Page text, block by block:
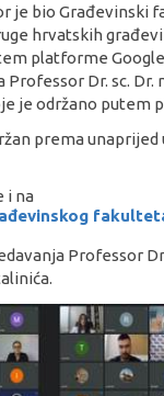
je bio Građevinski
hrvatskih
platforme
Dr. sc. Dr.
je održano putem
prema
i na
Professor Dr.